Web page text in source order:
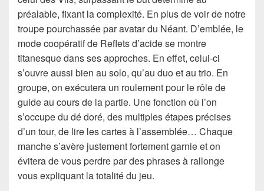
préalable, fixant la complexité. En plus de voir de notre
troupe pourchassée par avatar du Néant. D’emblée, le
mode coopératif de Reflets d’acide se montre
titanesque dans ses approches. En effet, celui-ci
s’ouvre aussi bien au solo, qu’au duo et au trio. En
groupe, on exécutera un roulement pour le rôle de
guide au cours de la partie. Une fonction où l’on
s’occupe du dé doré, des multiples étapes précises
d’un tour, de lire les cartes à l’assemblée… Chaque
manche s’avère justement fortement garnie et on
évitera de vous perdre par des phrases à rallonge
vous expliquant la totalité du jeu.